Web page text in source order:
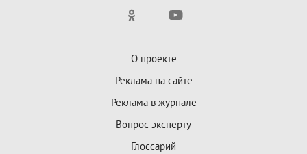
О проекте
Реклама на сайте
Реклама в журнале
Вопрос эксперту
Глоссарий